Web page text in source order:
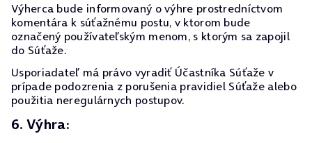
Výherca bude informovaný o výhre prostredníctvom
komentára k súťažnému postu, v ktorom bude
označený používateľským menom, s ktorým sa zapojil
do Súťaže.
Usporiadateľ má právo vyradiť Účastníka Súťaže v
prípade podozrenia z porušenia pravidiel Súťaže alebo
použitia neregulárnych postupov.
6. Výhra: